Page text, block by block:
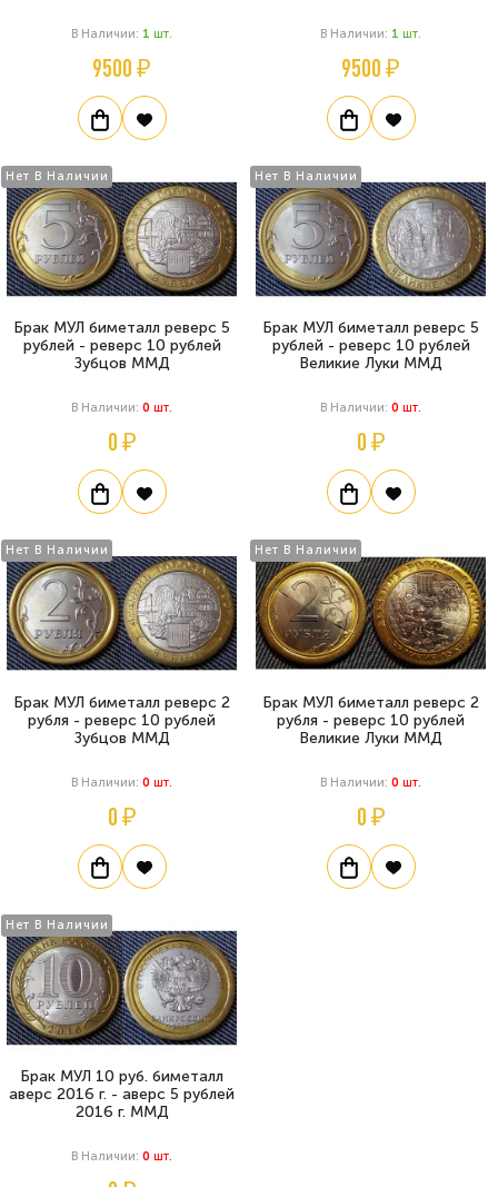
В Наличии: 1 Шт.
9500 ₽
В Наличии: 1 Шт.
9500 ₽
Нет В Наличии
Брак МУЛ биметалл реверс 5
рублей - реверс 10 рублей
Зубцов ММД
В Наличии: 0 Шт.
0 ₽
Нет В Наличии
Брак МУЛ биметалл реверс 5
рублей - реверс 10 рублей
Великие Луки ММД
В Наличии: 0 Шт.
0 ₽
Нет В Наличии
Брак МУЛ биметалл реверс 2
рубля - реверс 10 рублей
Зубцов ММД
В Наличии: 0 Шт.
0 ₽
Нет В Наличии
Брак МУЛ биметалл реверс 2
рубля - реверс 10 рублей
Великие Луки ММД
В Наличии: 0 Шт.
0 ₽
Нет В Наличии
Брак МУЛ 10 руб. биметалл
аверс 2016 г. - аверс 5 рублей
2016 г. ММД
В Наличии: 0 Шт.